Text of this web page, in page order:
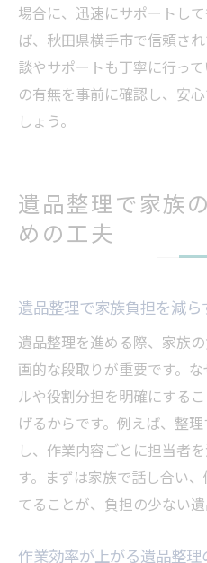
場合に、迅速にサポートし
ば、秋田県横手市で信頼さ
談やサポートも丁寧に行っ
の有無を事前に確認し、安
しょう。
遺品整理で家族
めの工夫
遺品整理で家族負担を減
遺品整理を進める際、家族
画的な段取りが重要です。
ルや役割分担を明確にする
げるからです。例えば、整
し、作業内容ごとに担当者
す。まずは家族で話し合い
てることが、負担の少ない
作業効率が上がる遺品整